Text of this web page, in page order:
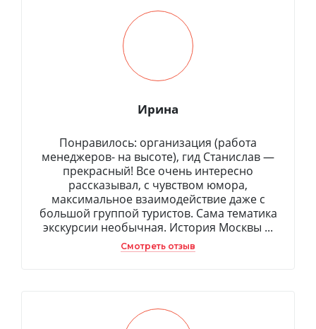
Ирина
Понравилось: организация (работа
менеджеров- на высоте), гид Станислав —
прекрасный! Все очень интересно
рассказывал, с чувством юмора,
максимальное взаимодействие даже с
большой группой туристов. Сама тематика
экскурсии необычная. История Москвы ...
Смотреть отзыв